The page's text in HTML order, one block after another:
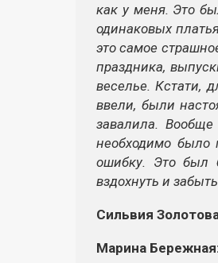
как у меня. Это
одинаковых
это самое
праздника,
веселье. Кстати,
ввели, были
завалила.
необходимо было
ошибку. Это был
вздохнуть и
Сильвия
Марина